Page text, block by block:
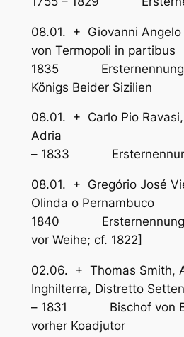
08.01. + Giovanni Angelo
von Termopoli in
1835 Ersternennung;
Königs Beider Sizilien
08.01. + Carlo Pio
Adria
– 1833
08.01. + Gregório José
Olinda o
1840 Ersternennung
vor Weihe; cf. 1822]
02.06. + Thomas Smith,
Inghilterra, Distretto
– 1831 Bischof von
vorher Koadjutor